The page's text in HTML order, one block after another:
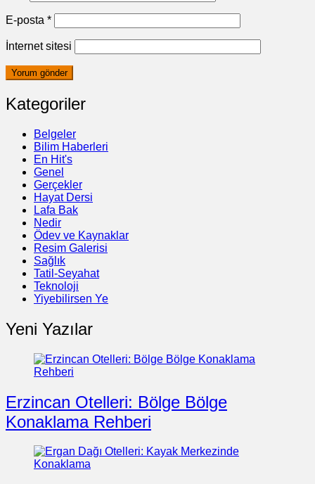
E-posta *
İnternet sitesi
Kategoriler
Belgeler
Bilim Haberleri
En Hit's
Genel
Gerçekler
Hayat Dersi
Lafa Bak
Nedir
Ödev ve Kaynaklar
Resim Galerisi
Sağlık
Tatil-Seyahat
Teknoloji
Yiyebilirsen Ye
Yeni Yazılar
Erzincan Otelleri: Bölge Bölge
Konaklama Rehberi